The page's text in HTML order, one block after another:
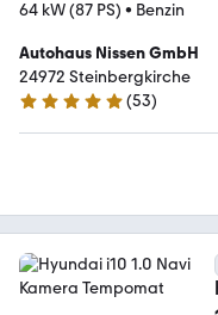
64 kW (87 PS) • Benzin
Autohaus Nissen GmbH
24972 Steinbergkirche
4.9 Sterne
(53)